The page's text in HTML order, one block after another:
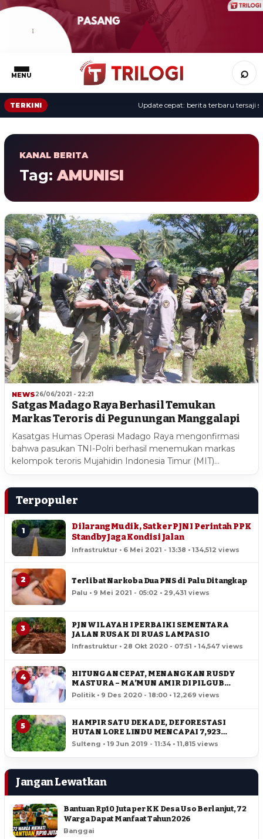
MENU ⌕
TERKINI Update cepat: berita terbaru tersaji
KANAL BERITA
Tag: AMUNISI
NEWS26/06/2021 - 22:21
Satgas Madago Raya Berhasil Temukan
Markas Teroris di Pegunungan Manggalapi
Kasatgas Humas Operasi Madago Raya mengonfirmasi
bahwa pasukan TNI-Polri berhasil menemukan markas
kelompok teroris Mujahidin Indonesia Timur (MIT)…
Terpopuler
1
Dilarang Mudik, Satker PJN I Perintah PPK
Standby Jaga Kondisi Jalan
Infrastruktur • 6 Mei 2021 - 13:38 • 134,512 views
2 Terlibat Narkoba Dua PNS di Palu Ditangkap
Palu • 9 Mei 2021 - 05:02 • 29,431 views
3
PJN WILAYAH I PERBAIKI SEMENTARA
JALAN RUSAK DI RUAS LAMPASIO
Infrastruktur • 28 Okt 2020 - 07:51 • 14,547 views
4
HITUNGAN CEPAT, MENANGKAN RUSDY
MASTURA – MA’MUN AMIR DI PILGUB
SULTENG
Politik • 9 Des 2020 - 18:00 • 12,269 views
5
HAMPIR SATU DEKADE, DEFORESTASI
HUTAN LORE LINDU MENCAPAI 7,923
HEKTAR
Sulteng • 19 Jun 2019 - 11:34 • 11,815 views
Jangan Lewatkan
Bantuan Rp10 Juta per KK Desa Uso Berlanjut, 72
Warga Dapat Manfaat Tahun 2026
Banggai